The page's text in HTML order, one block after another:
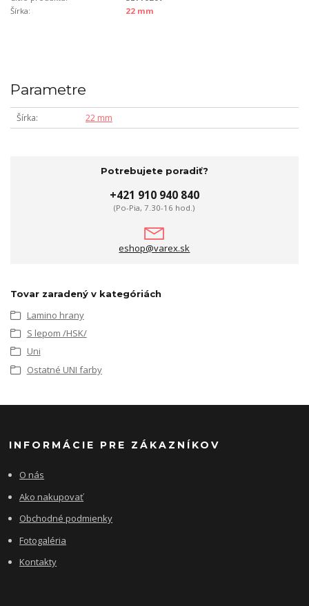
Šírka:
22 mm
Parametre
Šírka 22 mm
Potrebujete poradiť?
+421 910 940 840
(Po-Pia, 7.30-16 hod.)
eshop@varex.sk
Tovar zaradený v kategóriách
Lamino hrany
S lepom /HSK/
Uni
Ostatné UNI farby
INFORMÁCIE PRE ZÁKAZNÍKOV
O nás
Ako nakupovať
Obchodné podmienky
Fotogaléria
Kontakty